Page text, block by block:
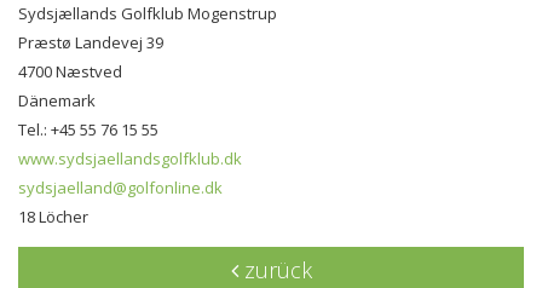
Sydsjællands Golfklub Mogenstrup
Præstø Landevej 39
4700 Næstved
Dänemark
Tel.: +45 55 76 15 55
www.sydsjaellandsgolfklub.dk
sydsjaelland@golfonline.dk
18 Löcher
zurück